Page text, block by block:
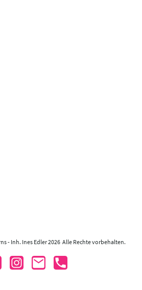
- Inh. Ines Edler 2026 Alle Rechte vorbehalten.